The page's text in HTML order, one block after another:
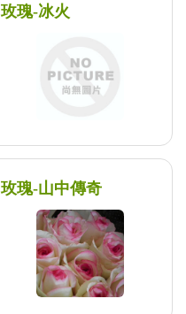
玫瑰-冰火
玫瑰-山中傳奇